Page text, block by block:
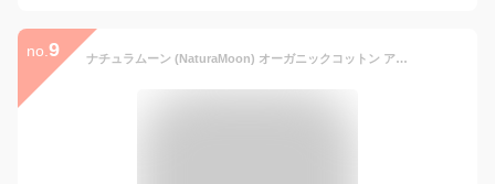
no. 9 ナチュラムーン (NaturaMoon) オーガニックコットン アロマ ボディシート アイスミント 12枚入 ボディペーパー リフレッシュ ウェットシート 汗ふきシート 汗拭きシート 制汗剤 デオドラント 防災